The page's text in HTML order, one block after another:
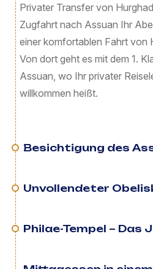
Privater Transfer von
Zugfahrt nach Assuan Ihr
einer komfortablen Fahrt von
Von dort geht es mit dem 1.
Assuan, wo Ihr privater
willkommen heißt.
Besichtigung des
Unvollendeter
Philae-Tempel – Das